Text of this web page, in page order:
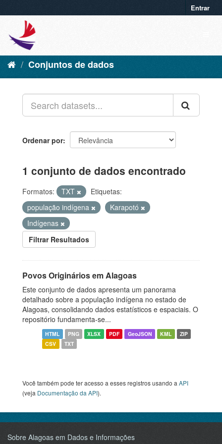
Entrar
Conjuntos de dados
Ordenar por
1 conjunto de dados encontrado
Formatos: TXT
Etiquetas:
população indígena
Karapotó
Indígenas
Filtrar Resultados
Povos Originários em Alagoas
Este conjunto de dados apresenta um panorama
detalhado sobre a população indígena no estado de
Alagoas, consolidando dados estatísticos e espaciais. O
repositório fundamenta-se...
HTML PNG XLSX PDF GeoJSON KML
ZIP
CSV
TXT
Você também pode ter acesso a esses registros usando a API
(veja Documentação da API).
Sobre Alagoas em Dados e Informações